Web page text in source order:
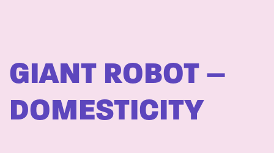
GIANT ROBOT –
DOMESTICITY